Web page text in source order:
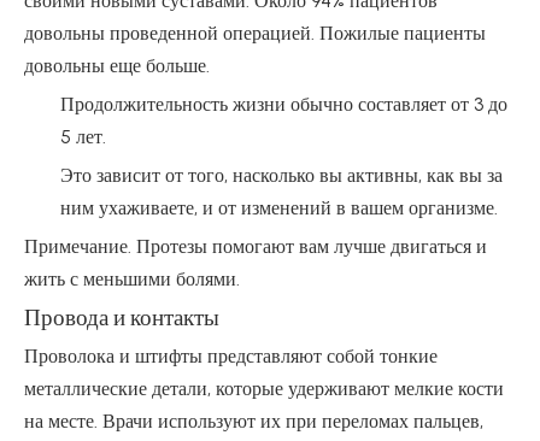
довольны проведенной операцией. Пожилые пациенты
довольны еще больше.
Продолжительность жизни обычно составляет от 3 до
5 лет.
Это зависит от того, насколько вы активны, как вы за
ним ухаживаете, и от изменений в вашем организме.
Примечание. Протезы помогают вам лучше двигаться и
жить с меньшими болями.
Провода и контакты
Проволока и штифты представляют собой тонкие
металлические детали, которые удерживают мелкие кости
на месте. Врачи используют их при переломах пальцев,